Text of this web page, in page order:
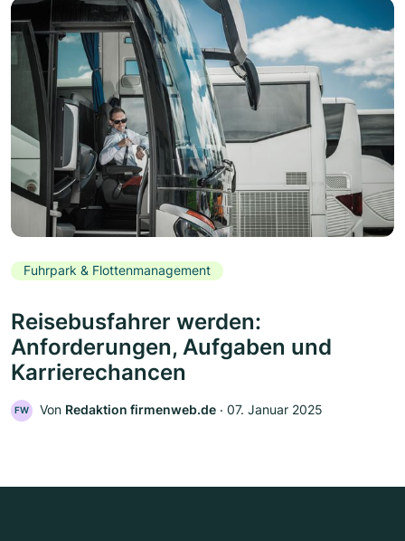
Fuhrpark & Flottenmanagement
Reisebusfahrer werden:
Anforderungen, Aufgaben und
Karrierechancen
FW Von Redaktion firmenweb.de ‧ 07. Januar 2025